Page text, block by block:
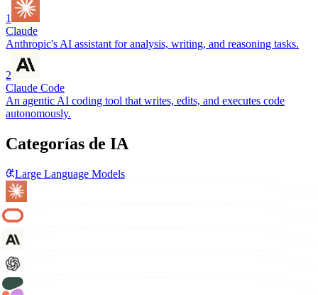
1
Claude
Anthropic's AI assistant for analysis, writing, and reasoning tasks.
2
Claude Code
An agentic AI coding tool that writes, edits, and executes code
autonomously.
Categorías de IA
Large Language Models